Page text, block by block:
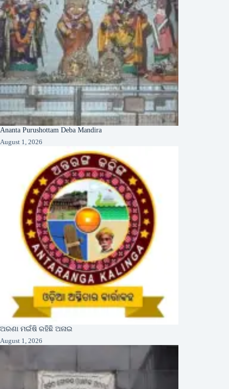
Ananta Purushottam Deba Mandira
August 1, 2026
ଅରଣା ମଇଁଷି ରହିଛି ଅନାଇ
August 1, 2026